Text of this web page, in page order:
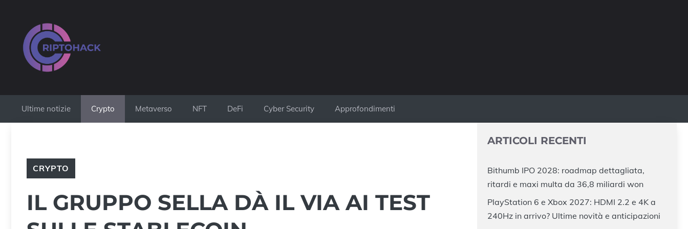
contenuto
Ultime notizie Crypto Metaverso NFT DeFi Cyber Security Approfondimenti
CRYPTO
IL GRUPPO SELLA DÀ IL VIA AI TEST
ARTICOLI RECENTI
Bithumb IPO 2028: roadmap dettagliata,
ritardi e maxi multa da 36,8 miliardi won
PlayStation 6 e Xbox 2027: HDMI 2.2 e 4K a
240Hz in arrivo? Ultime novità e anticipazioni